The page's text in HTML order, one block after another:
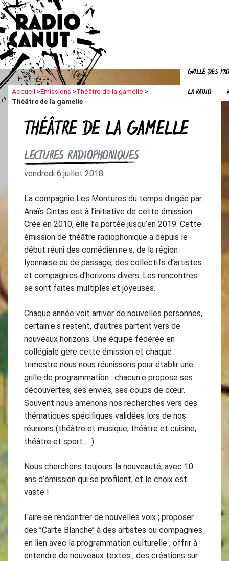
GRILLE DES
LA RADIO
Accueil >Emissions >Théâtre de la gamelle >
Théâtre de la gamelle
THÉÂTRE DE LA GAMELLE
LECTURES RADIOPHONIQUES
vendredi 6 juillet 2018
La compagnie Les Montures du temps dirigée par
Anaïs Cintas est à l’initiative de cette émission.
Crée en 2010, elle l’a portée jusqu’en 2019. Cette
émission de théâtre radiophonique a depuis le
début réuni des comédien.ne.s, de la région
lyonnaise ou de passage, des collectifs d’artistes
et compagnies d’horizons divers. Les rencontres
se sont faites multiples et joyeuses.
Chaque année voit arriver de nouvelles personnes,
certain.e.s restent, d’autres partent vers de
nouveaux horizons. Une équipe fédérée en
collégiale gère cette émission et chaque
trimestre nous nous réunissons pour établir une
grille de programmation : chacun·e propose ses
découvertes, ses envies, ses coups de cœur.
Souvent nous amenons nos recherches vers des
thématiques spécifiques validées lors de nos
réunions (théâtre et musique, théâtre et cuisine,
théâtre et sport ... ).
Nous cherchons toujours la nouveauté, avec 10
ans d’émission qui se profilent, et le choix est
vaste !
Faire se rencontrer de nouvelles voix ; proposer
des ’’Carte Blanche’’ à des artistes ou compagnies
en lien avec la programmation culturelle ; offrir à
entendre de nouveaux textes ; des créations sur